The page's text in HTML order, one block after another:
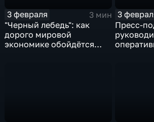
3 февраля
3 мин
"Черный лебедь": как
дорого мировой
экономике обойдётся
3
Пресс-